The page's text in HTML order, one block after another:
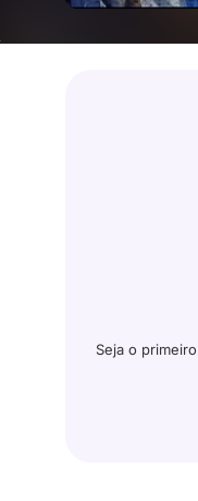
Seja o